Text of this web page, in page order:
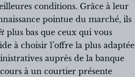
conditions. Grâce à leur
pointue du marché, ils
plus bas que ceux qui vous
à choisir l’offre la plus adaptée
auprès de la banque
à un courtier présente